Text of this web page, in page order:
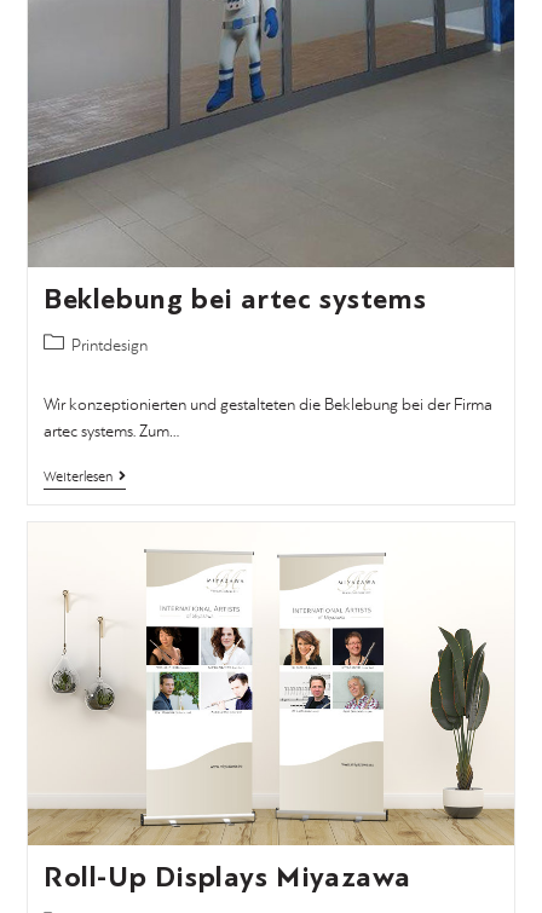
Beklebung bei artec systems
Printdesign
Wir konzeptionierten und gestalteten die Beklebung bei der Firma
artec systems. Zum…
Weiterlesen
Roll-Up Displays Miyazawa